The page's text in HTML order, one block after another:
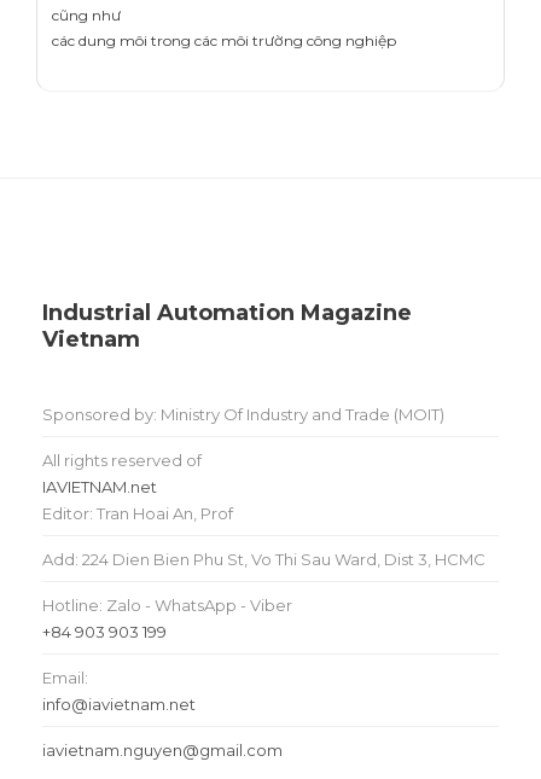
cũng như
các dung môi trong các môi trường công nghiệp
Industrial Automation Magazine
Vietnam
Sponsored by: Ministry Of Industry and Trade (MOIT)
All rights reserved of
IAVIETNAM.net
Editor: Tran Hoai An, Prof
Add: 224 Dien Bien Phu St, Vo Thi Sau Ward, Dist 3, HCMC
Hotline: Zalo - WhatsApp - Viber
+84 903 903 199
Email:
info@iavietnam.net
iavietnam.nguyen@gmail.com